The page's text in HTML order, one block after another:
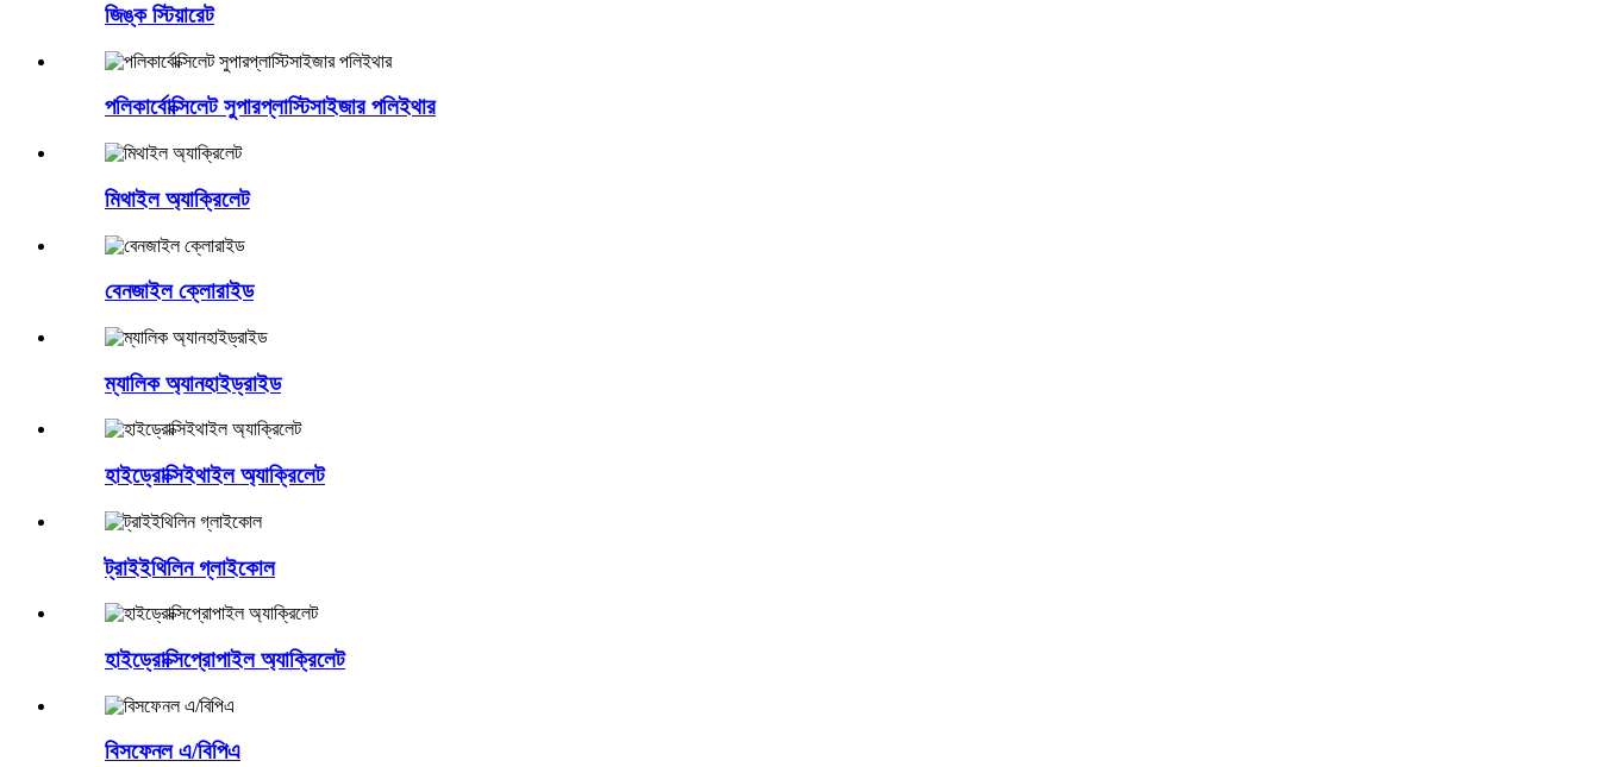
জিঙ্ক স্টিয়ারেট
পলিকার্বোক্সিলেট সুপারপ্লাস্টিসাইজার পলিইথার
মিথাইল অ্যাক্রিলেট
বেনজাইল ক্লোরাইড
ম্যালিক অ্যানহাইড্রাইড
হাইড্রোক্সিইথাইল অ্যাক্রিলেট
ট্রাইইথিলিন গ্লাইকোল
হাইড্রোক্সিপ্রোপাইল অ্যাক্রিলেট
বিসফেনল এ/বিপিএ